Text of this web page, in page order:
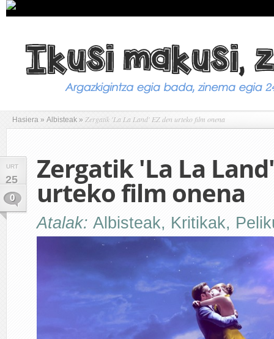
Hasiera » Albisteak » Zergatik 'La La Land' EZ den urteko film onena
URT
25
0
Zergatik 'La La
urteko film onena
Atalak: Albisteak, Kritikak,